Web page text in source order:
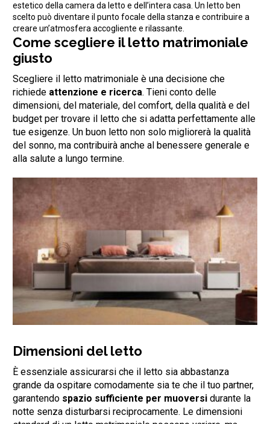
estetico della camera da letto e dell’intera casa. Un letto ben
scelto può diventare il punto focale della stanza e contribuire a
creare un’atmosfera accogliente e rilassante.
Come scegliere il letto matrimoniale
giusto
Scegliere il letto matrimoniale è una decisione che
richiede attenzione e ricerca. Tieni conto delle
dimensioni, del materiale, del comfort, della qualità e del
budget per trovare il letto che si adatta perfettamente alle
tue esigenze. Un buon letto non solo migliorerà la qualità
del sonno, ma contribuirà anche al benessere generale e
alla salute a lungo termine.
Dimensioni del letto
È essenziale assicurarsi che il letto sia abbastanza
grande da ospitare comodamente sia te che il tuo partner,
garantendo spazio sufficiente per muoversidurante la
notte senza disturbarsi reciprocamente. Le dimensioni